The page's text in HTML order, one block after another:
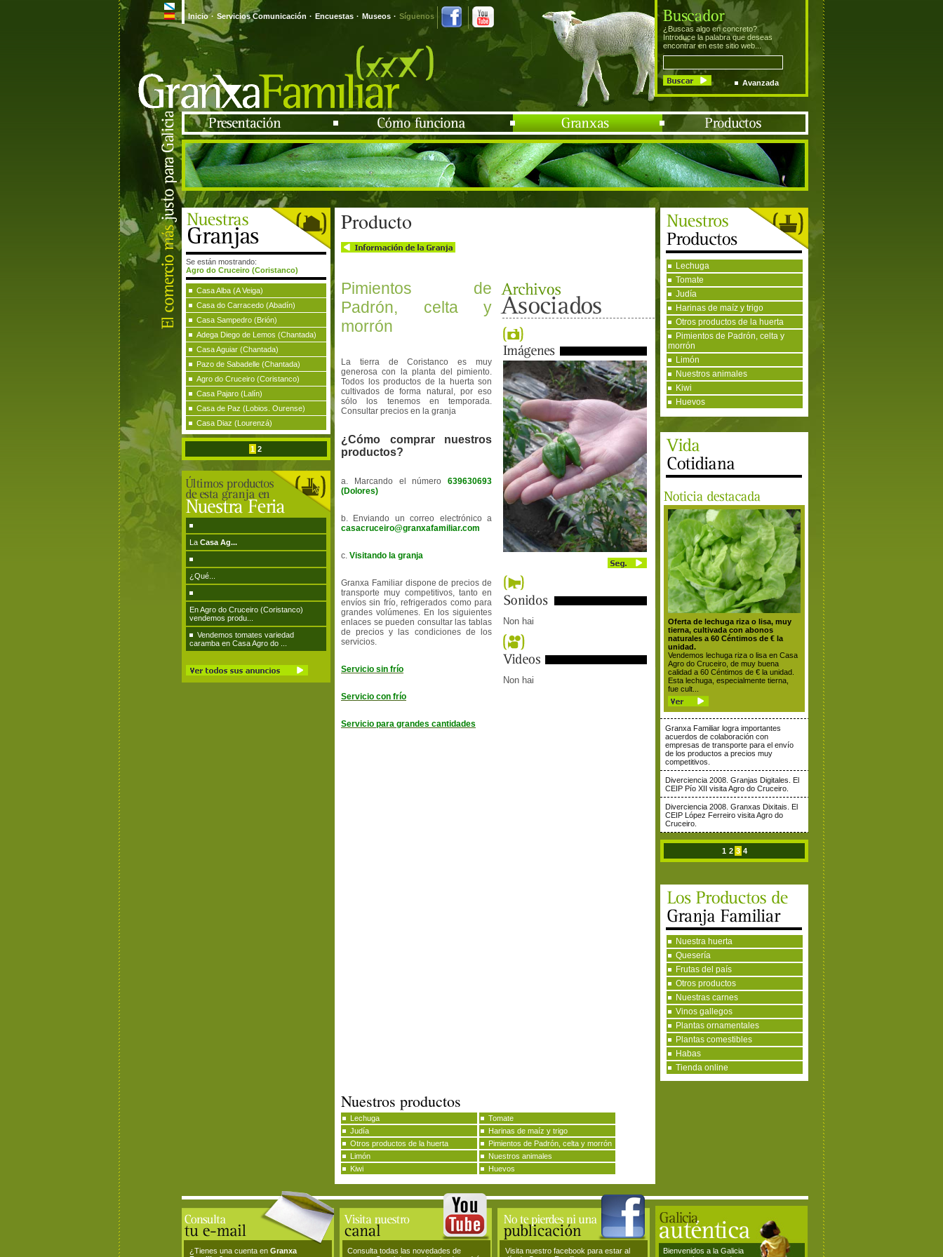
¿Buscas algo en concreto?
Introduce la palabra que deseas
encontrar en este sitio web...
Avanzada
Inicio · Servicios Comunicación · Encuestas · Museos · Síguenos
Lechuga
Tomate
Judía
Harinas de maíz y trigo
Otros productos de la huerta
Pimientos de Padrón, celta y
morrón
Limón
Nuestros animales
Kiwi
Huevos
Oferta de lechuga riza o lisa, muy
tierna, cultivada con abonos
naturales a 60 Céntimos de € la
unidad.
Vendemos lechuga riza o lisa en Casa
Agro do Cruceiro, de muy buena
calidad a 60 Céntimos de € la unidad.
Esta lechuga, especialmente tierna,
fue cult...
Granxa Familiar logra importantes
acuerdos de colaboración con
empresas de transporte para el envío
de los productos a precios muy
competitivos.
Diverciencia 2008. Granjas Digitales. El
CEIP Pío XII visita Agro do Cruceiro.
Diverciencia 2008. Granxas Dixitais. El
CEIP López Ferreiro visita Agro do
Cruceiro.
1 2 3 4
Nuestra huerta
Quesería
Frutas del país
Otros productos
Nuestras carnes
Vinos gallegos
Plantas ornamentales
Plantas comestibles
Habas
Tienda online
Se están mostrando:
Agro do Cruceiro (Coristanco)
Casa Alba (A Veiga)
Casa do Carracedo (Abadín)
Casa Sampedro (Brión)
Adega Diego de Lemos (Chantada)
Casa Aguiar (Chantada)
Pazo de Sabadelle (Chantada)
Agro do Cruceiro (Coristanco)
Casa Pajaro (Lalín)
Casa de Paz (Lobios. Ourense)
Casa Diaz (Lourenzá)
1 2
La Casa Ag...
¿Qué...
En Agro do Cruceiro (Coristanco)
vendemos produ...
Vendemos tomates variedad
caramba en Casa Agro do ...
Producto
Non hai
Non hai
Pimientos de
Padrón, celta y
morrón
La tierra de Coristanco es muy
generosa con la planta del pimiento.
Todos los productos de la huerta son
cultivados de forma natural, por eso
sólo los tenemos en temporada.
Consultar precios en la granja
¿Cómo comprar nuestros
productos?
a. Marcando el número 639630693
(Dolores)
b. Enviando un correo electrónico a
casacruceiro@granxafamiliar.com
c. Visitando la granja
Granxa Familiar dispone de precios de
transporte muy competitivos, tanto en
envíos sin frío, refrigerados como para
grandes volúmenes. En los siguientes
enlaces se pueden consultar las tablas
de precios y las condiciones de los
servicios.
Servicio sin frío
Servicio con frío
Servicio para grandes cantidades
Nuestros productos
Lechuga
Tomate
Judía
Harinas de maíz y trigo
Otros productos de la huerta
Pimientos de Padrón, celta y morrón
Limón
Nuestros animales
Kiwi
Huevos
¿Tienes una cuenta en Granxa
Consulta todas las novedades de
Visita nuestro facebook para estar al
Bienvenidos a la Galicia